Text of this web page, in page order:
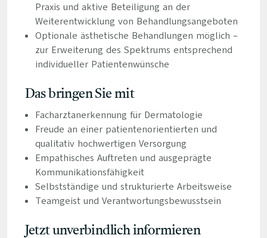
Praxis und aktive Beteiligung an der
Weiterentwicklung von Behandlungsangeboten
Optionale ästhetische Behandlungen möglich –
zur Erweiterung des Spektrums entsprechend
individueller Patientenwünsche
Das bringen Sie mit
Facharztanerkennung für Dermatologie
Freude an einer patientenorientierten und
qualitativ hochwertigen Versorgung
Empathisches Auftreten und ausgeprägte
Kommunikationsfähigkeit
Selbstständige und strukturierte Arbeitsweise
Teamgeist und Verantwortungsbewusstsein
Jetzt unverbindlich informieren